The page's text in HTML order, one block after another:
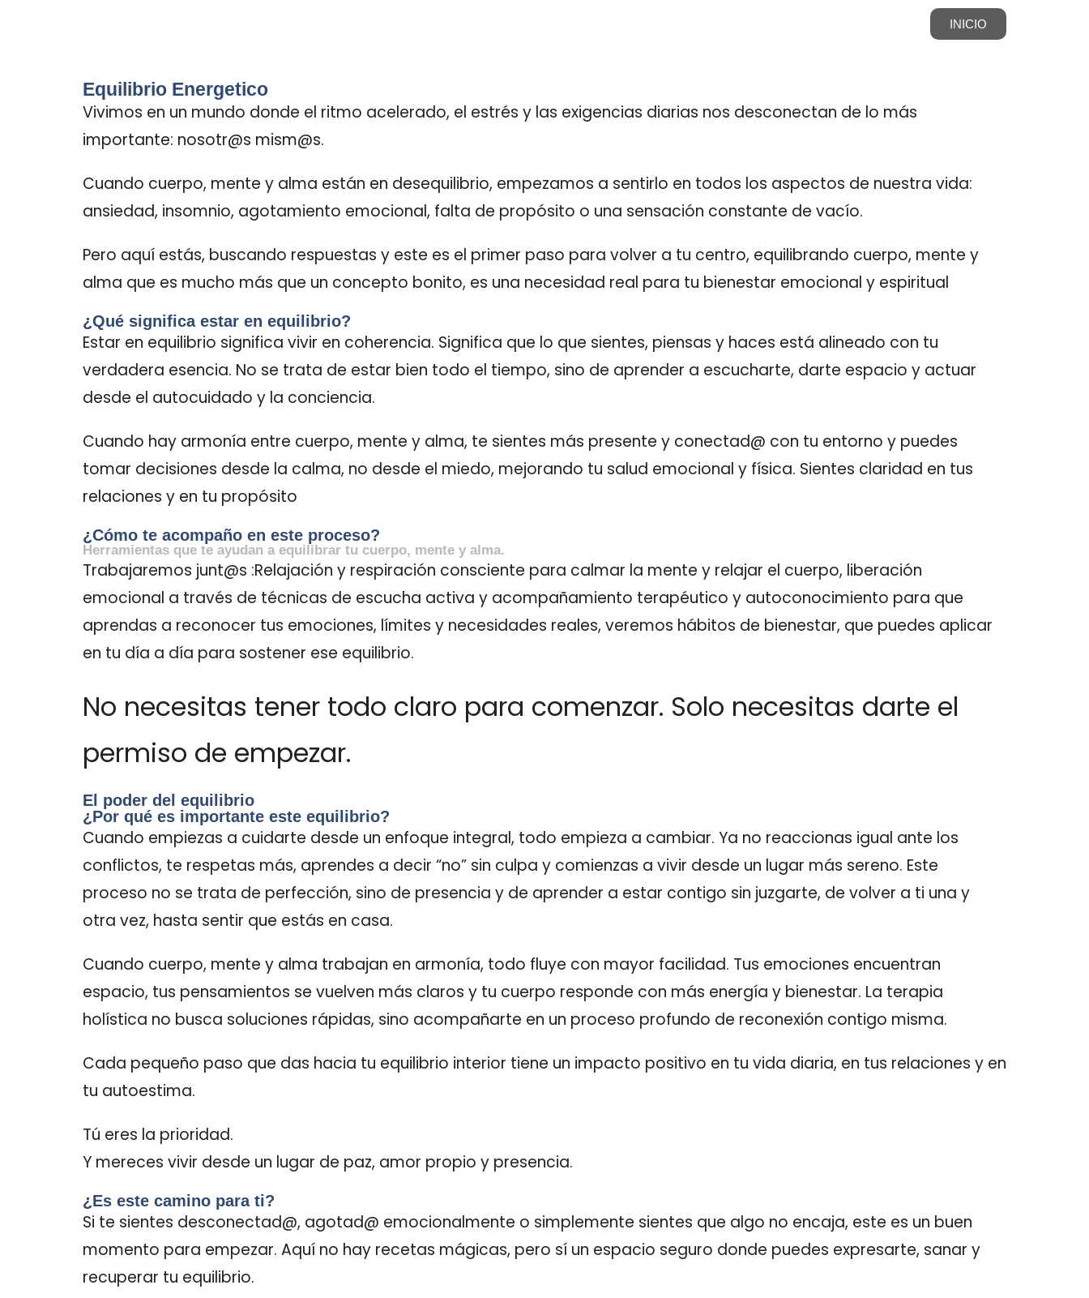
INICIO
Equilibrio Energetico
Vivimos en un mundo donde el ritmo acelerado, el estrés y las exigencias diarias nos desconectan de lo más
importante: nosotr@s mism@s.
Cuando cuerpo, mente y alma están en desequilibrio, empezamos a sentirlo en todos los aspectos de nuestra vida:
ansiedad, insomnio, agotamiento emocional, falta de propósito o una sensación constante de vacío.
Pero aquí estás, buscando respuestas y este es el primer paso para volver a tu centro, equilibrando cuerpo, mente y
alma que es mucho más que un concepto bonito, es una necesidad real para tu bienestar emocional y espiritual
¿Qué significa estar en equilibrio?
Estar en equilibrio significa vivir en coherencia. Significa que lo que sientes, piensas y haces está alineado con tu
verdadera esencia. No se trata de estar bien todo el tiempo, sino de aprender a escucharte, darte espacio y actuar
desde el autocuidado y la conciencia.
Cuando hay armonía entre cuerpo, mente y alma, te sientes más presente y conectad@ con tu entorno y puedes
tomar decisiones desde la calma, no desde el miedo, mejorando tu salud emocional y física. Sientes claridad en tus
relaciones y en tu propósito
¿Cómo te acompaño en este proceso?
Herramientas que te ayudan a equilibrar tu cuerpo, mente y alma.
Trabajaremos junt@s :Relajación y respiración consciente para calmar la mente y relajar el cuerpo, liberación
emocional a través de técnicas de escucha activa y acompañamiento terapéutico y autoconocimiento para que
aprendas a reconocer tus emociones, límites y necesidades reales, veremos hábitos de bienestar, que puedes aplicar
en tu día a día para sostener ese equilibrio.
No necesitas tener todo claro para comenzar. Solo necesitas darte el
permiso de empezar.
El poder del equilibrio
¿Por qué es importante este equilibrio?
Cuando empiezas a cuidarte desde un enfoque integral, todo empieza a cambiar. Ya no reaccionas igual ante los
conflictos, te respetas más, aprendes a decir “no” sin culpa y comienzas a vivir desde un lugar más sereno. Este
proceso no se trata de perfección, sino de presencia y de aprender a estar contigo sin juzgarte, de volver a ti una y
otra vez, hasta sentir que estás en casa.
Cuando cuerpo, mente y alma trabajan en armonía, todo fluye con mayor facilidad. Tus emociones encuentran
espacio, tus pensamientos se vuelven más claros y tu cuerpo responde con más energía y bienestar. La terapia
holística no busca soluciones rápidas, sino acompañarte en un proceso profundo de reconexión contigo misma.
Cada pequeño paso que das hacia tu equilibrio interior tiene un impacto positivo en tu vida diaria, en tus relaciones y en
tu autoestima.
Tú eres la prioridad.
Y mereces vivir desde un lugar de paz, amor propio y presencia.
¿Es este camino para ti?
Si te sientes desconectad@, agotad@ emocionalmente o simplemente sientes que algo no encaja, este es un buen
momento para empezar. Aquí no hay recetas mágicas, pero sí un espacio seguro donde puedes expresarte, sanar y
recuperar tu equilibrio.